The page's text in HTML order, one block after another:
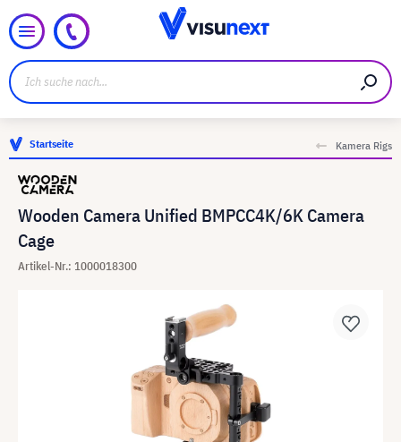
Startseite Kamera Rigs
Wooden Camera Unified BMPCC4K/6K Camera
Cage
Artikel-Nr.: 1000018300